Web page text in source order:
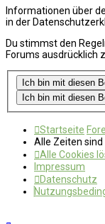
Informationen über
in der
Du stimmst den
Forums ausdrücklich
Startseite
Alle Zeiten sind
Alle Cookies
Impressum
Datenschutz